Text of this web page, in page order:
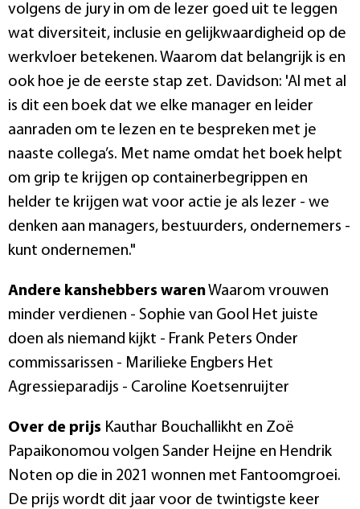
volgens de jury in om de lezer goed uit te leggen
wat diversiteit, inclusie en gelijkwaardigheid op de
werkvloer betekenen. Waarom dat belangrijk is en
ook hoe je de eerste stap zet. Davidson: 'Al met al
is dit een boek dat we elke manager en leider
aanraden om te lezen en te bespreken met je
naaste collega’s. Met name omdat het boek helpt
om grip te krijgen op containerbegrippen en
helder te krijgen wat voor actie je als lezer - we
denken aan managers, bestuurders, ondernemers -
kunt ondernemen."
Andere kanshebbers warenWaarom vrouwen
minder verdienen - Sophie van Gool Het juiste
doen als niemand kijkt - Frank Peters Onder
commissarissen - Marilieke Engbers Het
Agressieparadijs - Caroline Koetsenruijter
Over de prijs Kauthar Bouchallikht en Zoë
Papaikonomou volgen Sander Heijne en Hendrik
Noten op die in 2021 wonnen met Fantoomgroei.
De prijs wordt dit jaar voor de twintigste keer